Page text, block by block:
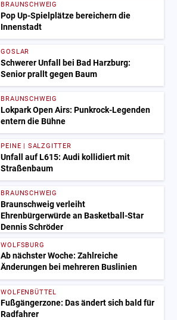
BRAUNSCHWEIG
Pop Up-Spielplätze bereichern die
Innenstadt
GOSLAR
Schwerer Unfall bei Bad Harzburg:
Senior prallt gegen Baum
BRAUNSCHWEIG
Lokpark Open Airs: Punkrock-Legenden
entern die Bühne
PEINE | SALZGITTER
Unfall auf L615: Audi kollidiert mit
Straßenbaum
BRAUNSCHWEIG
Braunschweig verleiht
Ehrenbürgerwürde an Basketball-Star
Dennis Schröder
WOLFSBURG
Ab nächster Woche: Zahlreiche
Änderungen bei mehreren Buslinien
WOLFENBÜTTEL
Fußgängerzone: Das ändert sich bald für
Radfahrer